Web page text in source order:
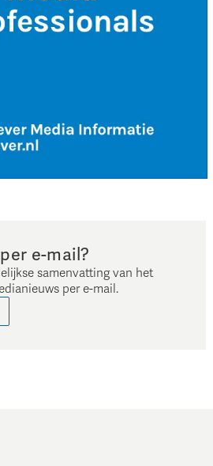
e-mail?
samenvatting van het
per e-mail.